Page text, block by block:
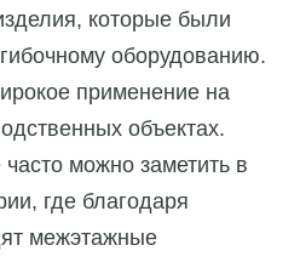
которые были
оборудованию.
применение на
объектах.
можно заметить в
где благодаря
межэтажные